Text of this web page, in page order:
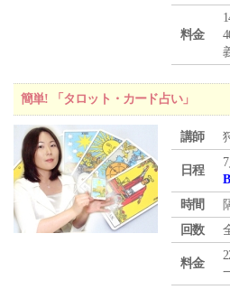
料金
簡単! 「タロット・カード占い」
講師
日程
時間
回数
料金